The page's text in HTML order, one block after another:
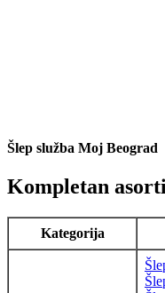
Šlep služba Moj Beograd
Kompletan
Kategorija